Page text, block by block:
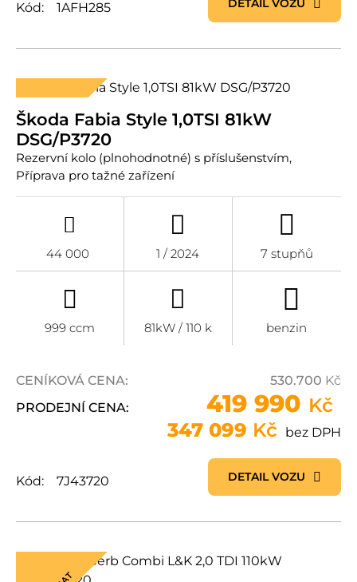
Kód: 1AFH285 DETAIL VOZU
AUTOMAT
Škoda Fabia Style 1,0TSI 81kW
DSG/P3720
Rezervní kolo (plnohodnotné) s příslušenstvím,
Příprava pro tažné zařízení
44 000 1 / 2024 7 stupňů
999 ccm 81kW / 110 k benzin
CENÍKOVÁ CENA: 530.700 Kč
PRODEJNÍ CENA:
419 990 Kč
347 099 Kč bez DPH
Kód: 7J43720 DETAIL VOZU